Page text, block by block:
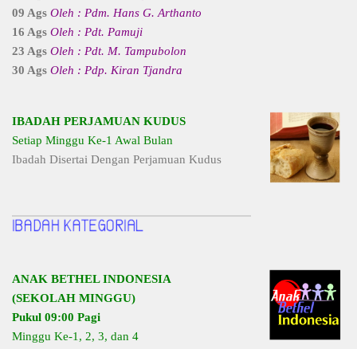
09 Ags Oleh : Pdm. Hans G. Arthanto
16 Ags Oleh : Pdt. Pamuji
23 Ags Oleh : Pdt. M. Tampubolon
30 Ags Oleh : Pdp. Kiran Tjandra
IBADAH PERJAMUAN KUDUS
Setiap Minggu Ke-1 Awal Bulan
Ibadah Disertai Dengan Perjamuan Kudus
ANAK BETHEL INDONESIA
(SEKOLAH MINGGU)
Pukul 09:00 Pagi
Minggu Ke-1, 2, 3, dan 4